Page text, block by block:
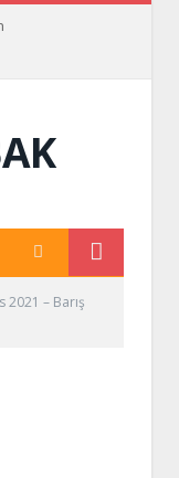
2021 – Barış